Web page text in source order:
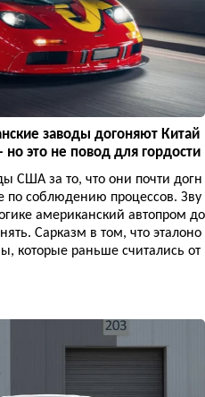
заводы догоняют Китай
это не повод для гордости
США за то, что они почти догн
по соблюдению процессов. Зву
американский автопром до
Сарказм в том, что эталоно
которые раньше считались от